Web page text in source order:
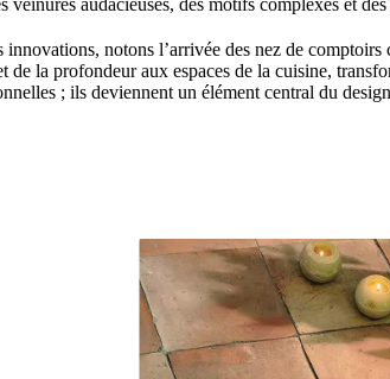
veinures audacieuses, des motifs complexes et
notons l’arrivée des nez de
de la profondeur aux espaces de la cuisine,
; ils deviennent un élément central du